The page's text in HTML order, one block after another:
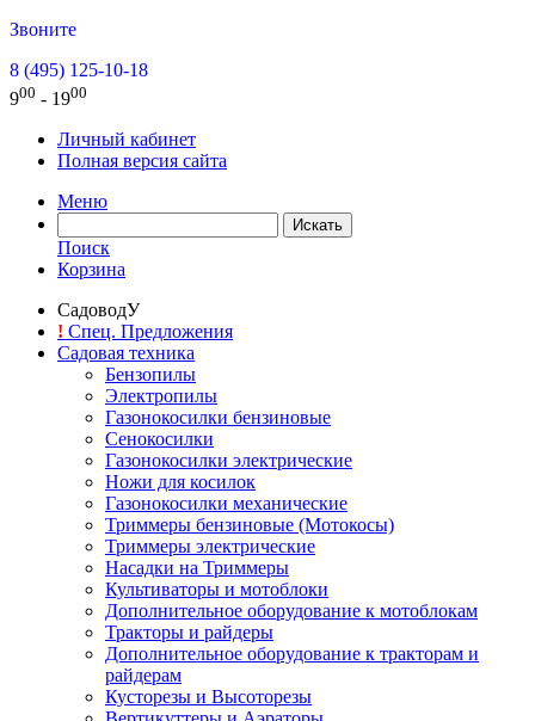
Звоните
8 (495) 125-10-18
900 - 1900
Личный кабинет
Полная версия сайта
Меню
Поиск
Корзина
СадоводУ
! Спец. Предложения
Садовая техника
Бензопилы
Электропилы
Газонокосилки бензиновые
Сенокосилки
Газонокосилки электрические
Ножи для косилок
Газонокосилки механические
Триммеры бензиновые (Мотокосы)
Триммеры электрические
Насадки на Триммеры
Культиваторы и мотоблоки
Дополнительное оборудование к мотоблокам
Тракторы и райдеры
Дополнительное оборудование к тракторам и
райдерам
Кусторезы и Высоторезы